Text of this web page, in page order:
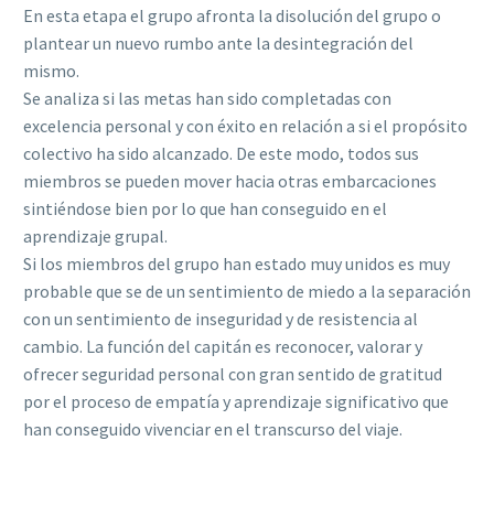
En esta etapa el grupo afronta la disolución del grupo o
plantear un nuevo rumbo ante la desintegración del
mismo.
Se analiza si las metas han sido completadas con
excelencia personal y con éxito en relación a si el propósito
colectivo ha sido alcanzado. De este modo, todos sus
miembros se pueden mover hacia otras embarcaciones
sintiéndose bien por lo que han conseguido en el
aprendizaje grupal.
Si los miembros del grupo han estado muy unidos es muy
probable que se de un sentimiento de miedo a la separación
con un sentimiento de inseguridad y de resistencia al
cambio. La función del capitán es reconocer, valorar y
ofrecer seguridad personal con gran sentido de gratitud
por el proceso de empatía y aprendizaje significativo que
han conseguido vivenciar en el transcurso del viaje.